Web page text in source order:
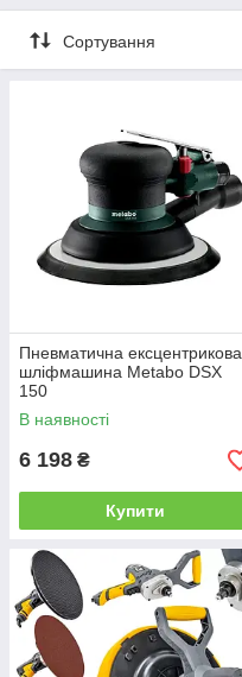
Сортування
Пневматична ексцентрикова
шліфмашина Metabo DSX
150
В наявності
6 198 ₴
Купити